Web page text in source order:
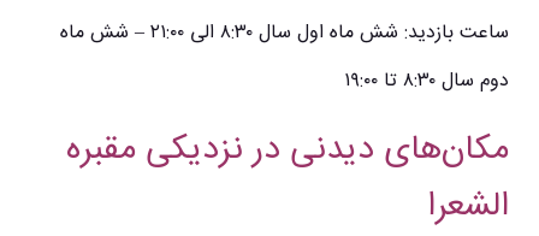
ساعت بازدید: شش ماه اول سال ۸:۳۰ الی ۲۱:۰۰ – شش ماه
دوم سال ۸:۳۰ تا ۱۹:۰۰
مکان‌های دیدنی در نزدیکی مقبره
الشعرا